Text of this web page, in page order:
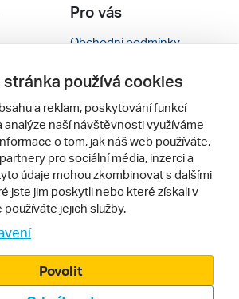
Pro vás
Obchodní podmínky
Kontakty
Nastavení cookies
Mobilní verze webu
stránka používá cookies
a reklam, poskytování funkcí
analýze naší návštěvnosti využíváme
o tom, jak náš web používáte,
pro sociální média, inzerci a
údaje mohou zkombinovat s dalšími
jste jim poskytli nebo které získali v
jejich služby.
Povolit